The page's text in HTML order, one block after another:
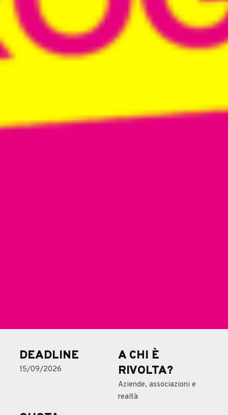
DEADLINE
15/09/2026
A CHI È
RIVOLTA?
Aziende, associazioni e
realtà